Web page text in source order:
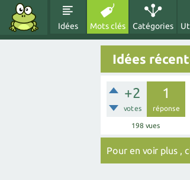
Idées Mots clés Catégories
Idées
+2
votes
1
réponse
198 vues
Pour en voir plus ,